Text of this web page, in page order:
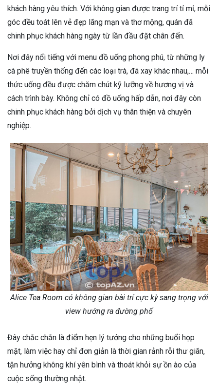
khách hàng yêu thích. Với không gian được trang trí tỉ mỉ, mỗi
góc đều toát lên vẻ đẹp lãng mạn và thơ mộng, quán đã
chinh phục khách hàng ngày từ lần đầu đặt chân đến.
Nơi đây nổi tiếng với menu đồ uống phong phú, từ những ly
cà phê truyền thống đến các loại trà, đá xay khác nhau,… mỗi
thức uống đều được chăm chút kỹ lưỡng về hương vị và
cách trình bày. Không chỉ có đồ uống hấp dẫn, nơi đây còn
chinh phục khách hàng bởi dịch vụ thân thiện và chuyên
nghiệp.
Alice Tea Room có không gian bài trí cực kỳ sang trọng với
view hướng ra đường phố
Đây chắc chắn là điểm hẹn lý tưởng cho những buổi họp
mặt, làm việc hay chỉ đơn giản là thời gian rảnh rỗi thư giãn,
tận hưởng không khí yên bình và thoát khỏi sự ồn ào của
cuộc sống thường nhật.